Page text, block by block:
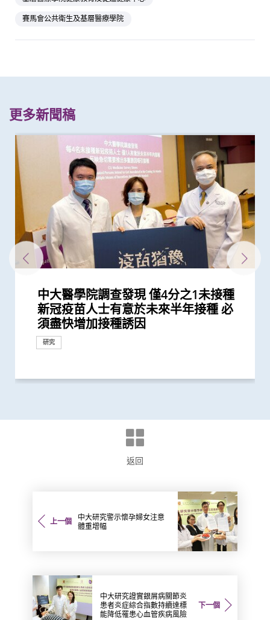
賽馬會公共衛生及基層醫療學院
更多新聞稿
中大醫學院調查發現 僅4分之1未接種
新冠疫苗人士有意於未來半年接種 必
須盡快增加接種誘因
研究
中大研究發現本地每5名口咽癌患者1人
感染HPV病毒 推公眾篩查以了解口腔感
染HPV情況
研究
中大醫學院推算全港約有二萬名未被發
現新冠感染者 研究證實本港所有疫苗
接種者均產生中和抗體 呼籲透過接種...
研究
中大醫學院調查發現政府在推動新冠疫
苗接種上扮演最重要角色
研究
中大招募三千港人 偵查隱性新冠感染
拆解防疫關鍵
研究
中大研究證輪狀病毒疫苗對香港兒童非
常有效
研究
中大醫學院全球研究揭示頭頸癌發病風
險存在地域差異 本港整體發病率高於
全球平均水平 全球女性發病風險趨升
研究
新冠疫苗復必泰及科興引發之「T細胞
反應」可有效預防不同新冠病毒變異株
引起的嚴重疾病
研究
中大研究顯示新冠風土化期間市民願意
繼續戴口罩及用酒精消毒液潔手 但接
種新冠疫苗加強劑意願偏低
研究
中大調查發現本港南亞裔家長就女兒是
否接種HPV疫苗面對多重挑戰 冀消除種
族差異 提高疫苗接種率
研究
中大成功開發實時生物信息平台評估新
冠疫苗效用 針對變異病毒 準確度達
95%
研究
中大研發電腦演算平台 創新通過基因
數據實時評估疫苗功效
研究
中大醫學院研究指幼兒成為新冠病毒
「隱形傳播者」的風險不容忽視 病毒
載量及帶活性病毒的比例偏高 持續帶...
研究
中大設計的介入措施有效提升本地幼童
流感疫苗接種率
研究
中大就七種常見呼吸道病毒進行全港首
個流行病學分析 發現「呼吸道合胞病
毒」及「甲型流感」為兩大致命病毒
研究
中大發現本港孕婦乙肝帶菌率維持偏高
與25年前未引入初生嬰兒全面疫苗計劃
時相若
研究
中大發現新型流感疫苗有助本港更有效
控制流行性感冒
研究
中大公佈本港嚴重人類豬型流感的最新
情況
研究
中大匯聚逾200位區域專家 探討私人醫
療保險如何推動全民健康覆蓋
研討會
中大與香港消防處簽署備忘錄 合辦必
修學科 為公共衞生和體育運動人才賦
能
醫學教育
賽馬會 We WATCH 優活健康計劃 優活
健康國際會議 引領生活方式醫學 社區
推動健康老齡化
健康推廣計劃
「賽馬會共建健康家庭計劃」開展第二
階段 加強支援本港多元族裔社群精神
健康
健康推廣計劃
逾140位來自八個國家及地區代表雲集
中大 探討私人醫療保險在亞太地區醫
療系統的策略角色
健康推廣計劃
中大完成全球首個分析溫度對人體近
3,000種血漿蛋白影響的研究 發現超過
八成與「血壓上升」或「缺血性心臟...
研究
中大舉辦「健康校園論壇」推廣跨界別
身心健康計劃 及早加強學童抗逆力
健康推廣計劃
中大醫學院研究發現 城市發展及生活
方式或會增加氣管癌發病風險 宜加強
健康教育
研究
中大醫學院研究顯示口服抗病毒藥物
「帕克斯洛維德」可將免疫力弱患者的
新冠後死亡風險降低42% 並揭示其與...
研究
中大與東南亞及英國學府共同研究 為
大型語言模型在公共衞生研究中的角色
帶來嶄新見解
研究
中大研究顯示口服抗病毒藥物「帕克斯
洛維德」可降低新冠住院患者急症期後
死亡和出現後遺症的風險
研究
中大與歐美合作夥伴共同領導國際研究
為自閉症患者男女失衡比例帶來嶄新見
解
研究
中大成功研發精準計算模型 準確預測
病毒基因進化 助提升流感疫苗功效
研究
中大舉辦「健康校園論壇」推廣學童精
神健康 鼓勵參照世衛「健康促進學校
框架」 支援構建健康校園
健康推廣計劃
中大分析文字報告發現新冠症狀會隨病
毒變異及疫苗接種情況改變 並證實人
工智能大型語言模型有助傳染病研究
研究
200多位亞太區公共衞生界代表雲集中
大 探討疫後醫療系統和社區抗疫力
研討會
中大推出「賽馬會 We WATCH 優活健
康計劃」全港首次採用「生活方式醫
學」 助中年人預防慢性疾病
健康推廣計劃
中大研究顯示香港人雖長壽但老年殘疾
問題嚴重 地區間存在顯著社會經濟不
平等狀況
研究
中大醫學院發現可預測新冠疫苗長期藥
效的腸道微生物和代謝物標記
研究
中大證實「醫健通」健康管理功能有助
糖尿病自我管理
研究
中大發現間皮瘤的女性發病率上升 高
收入國家的發病率較高
研究
中大發現原發性腦癌的年輕男性發病率
上升 以高收入國家的升幅較為顯著
研究
中大醫學院開展「賽馬會痛『正』能量
計劃」 引入創新痛症管理方法 連繫社
區支援服務
研究
中大醫學院開展「賽馬會共建健康家庭
計劃」 助少數族裔提升健康管理能力
捐款
中大研究建議本港安老院舍應維持現有
防疫措施
研究
中大港大研究發現新冠口服藥可降低住
院患者死亡風險近八成 並可顯著減低
門診患者入院率近九成
研究
中大發現霍奇金淋巴癌發病率以亞洲升
幅最為顯著 本港男士發病率上升幅度
全球之冠
研究
中大研究顯示第三劑疫苗是高危群組抵
抗新冠病毒感染的關鍵
研究
港大及中大醫學院聯合研究發現已接種
疫苗人士 在感染新型冠狀病毒變異株
Omicron後能對不同的新冠病毒變異...
研究
中大醫學院發現東亞地區肺癌發病率及
死亡率冠絕全球
研究
港大及中大醫學院聯合研究發現 新型
冠狀病毒變異株 Omicron 可大幅減低
復必泰疫苗的病毒中和能力
研究
中大港大聯合研究發現「青春雙歧桿
菌」可加強新冠疫苗成效
研究
中大研究顯示訂立標準的實驗設置有助
確保新冠病毒核酸檢測表現
研究
中大研究顯示空氣污染地區居住者 可
安全地透過定期運動預防罹患糖尿病
研究
中大成功研發「全自動視網膜圖像分
析」技術計算自閉症風險 可用於自閉
症篩查 及早為患者提供治療
研究
中大研究顯示社區接觸環境對新冠肺炎
傳播起關鍵作用 娛樂場所是傳播次數
最多的主要接觸環境
研究
中大醫學院研究顯示吸煙為全球膀胱癌
主因 聯同多國專家制訂「經尿道膀胱
腫瘤整塊切除術」的臨床指引
研究
中大醫學院發現胰臟癌有全球上升及年
輕化趨勢 女性上升幅度較高
研究
中大證新冠嬰孩患者糞便帶病毒 可成
隱形傳播者 成立新冠病毒檢測中心 致
力為嬰幼兒作糞便檢測
研究
香港中文大學健康公平研究所成立 發
布本港住屋負擔能力對身心健康的影響
研究結果
研究
中大全球首證新冠患者腸道微生態現失
衡狀況 成功研發益生菌配方平衡腸道
微生態 有望增強免疫力
研究
中大醫學院為機場抵港人士提供免費糞
便檢測服務 首階段以兒童及嬰孩為目
標 助揪出感染新型冠狀病毒「隱形個...
臨床服務
中大發現新型冠狀病毒於呼吸道清除後
仍存留於糞便 計劃為檢疫中心隔離人
士化驗糞便 及早揪出「隱形個案」減...
研究
中大醫學院公布「2019新型冠狀病毒社
區研究」結果
研究
香港中文大學賽馬會長者痛症緩解計劃
初步數據顯示九成受訪長者有兩個或以
上疼痛部位
健康推廣計劃
響應世界高血壓日 中大推動「全民關
注血壓月」 呼籲大眾關注血壓
健康推廣計劃
香港中文大學 – 埃克塞特大學環境持續
與應變聯合研究中心 進行亞洲首個
「藍色空間對身心健康」研究 發現「...
研究
「香港中文大學敬霆靜觀研究與培訓中
心」成立
研究
中大成立亞洲首間「微生物移植及研究
中心」
研究
中大研究顯示「行為激活及靜觀結合療
法」有助降低重性抑鬱症風險
研究
中大醫學院楊永強教授在莫慶堯訪問學
人講座談「善終治療」
研討會
中大進行亞洲首項家居清潔劑對兒童健
康影響的全面流行病學研究 發現經常
使用家居清潔劑可增加引發兒童鼻炎...
研究
香港中文大學全球衞生中心傑出講座系
列： Public Health England理念及應
對公共衞生危機經驗分享
研討會
香港中文大學全球衞生中心傑出講座系
列： 南非國家衞生部部長分享伊波拉
疫情對南非及非洲大陸的影響
外科創新技術
中大研究發現成年人及長者感染呼吸道
合胞病毒和流感病毒可致命
研究
中大成功研發全自動化視網膜圖像分析
系統 有助糖尿病患者預防中風
研究
中大「環保新思維」系列 中大建議香
港新空氣質素指標不應忽視粗顆粒污染
物
研究
中大促請單車使用者佩戴頭盔及其他防
護措施 以減輕意外引致的腦創傷
研究
(只提供英文版本) Opening
Ceremony of International
Conference on Global Health and...
研討會
CCOU災害與人道救援研究所成立典禮
今日順利舉行
教育
中大「環保新思維」系列 研究發現本
港車輛排放二氧化氮比例有增加趨勢
或與政府推行柴油改善計劃有關
研究
返回
上一個
中大研究警示懷孕婦女注意
體重增幅
下一個
中大研究證實銀屑病關節炎
患者炎症綜合指數持續達標
能降低罹患心血管疾病風險